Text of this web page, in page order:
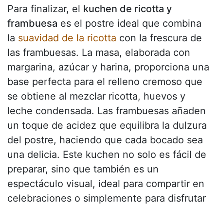
Para finalizar, el kuchen de ricotta y
frambuesa es el postre ideal que combina
la suavidad de la ricotta con la frescura de
las frambuesas. La masa, elaborada con
margarina, azúcar y harina, proporciona una
base perfecta para el relleno cremoso que
se obtiene al mezclar ricotta, huevos y
leche condensada. Las frambuesas añaden
un toque de acidez que equilibra la dulzura
del postre, haciendo que cada bocado sea
una delicia. Este kuchen no solo es fácil de
preparar, sino que también es un
espectáculo visual, ideal para compartir en
celebraciones o simplemente para disfrutar